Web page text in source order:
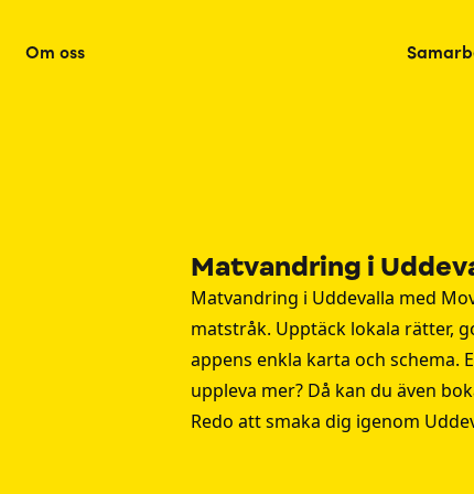
Om oss
Matvandring i
Matvandring i Uddevalla med
matstråk. Upptäck lokala rätter,
appens enkla karta och schema.
uppleva mer? Då kan du även
Redo att smaka dig igenom